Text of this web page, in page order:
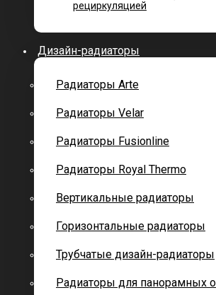
рециркуляцией
Дизайн-радиаторы
Радиаторы Arte
Радиаторы Velar
Радиаторы Fusionline
Радиаторы Royal Thermo
Вертикальные радиаторы
Горизонтальные радиаторы
Трубчатые дизайн-радиаторы
Радиаторы для панорамных